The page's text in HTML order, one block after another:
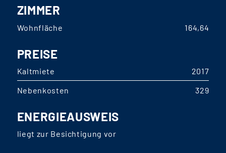
ZIMMER
Wohnfläche 164,64
PREISE
Kaltmiete
2017
Nebenkosten
329
ENERGIEAUSWEIS
liegt zur Besichtigung vor